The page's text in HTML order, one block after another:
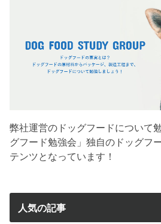
弊社運営のドッグフードについて
グフード勉強会」独自のドッグフ
テンツとなっています！
人気の記事